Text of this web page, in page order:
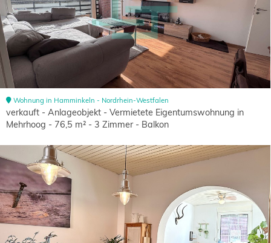
Wohnung in Hamminkeln - Nordrhein-Westfalen
verkauft - Anlageobjekt - Vermietete Eigentumswohnung in
Mehrhoog - 76,5 m² - 3 Zimmer - Balkon